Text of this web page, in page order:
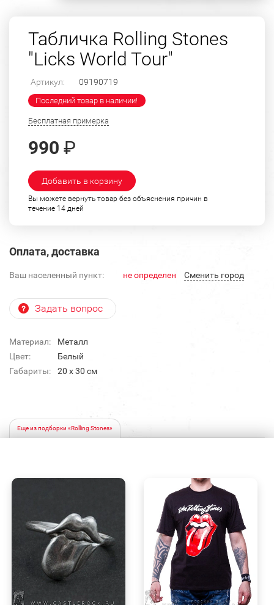
Табличка Rolling Stones
"Licks World Tour"
Артикул: 09190719
Последний товар в наличии!
Бесплатная примерка
990 ₽
Добавить в корзину
Вы можете вернуть товар без объяснения причин в
течение 14 дней
Оплата, доставка
Ваш населенный пункт: не определен Cменить город
Задать вопрос
Материал:
Металл
Цвет:
Белый
Габариты:
20 х 30 см
Еще из подборки «Rolling Stones»